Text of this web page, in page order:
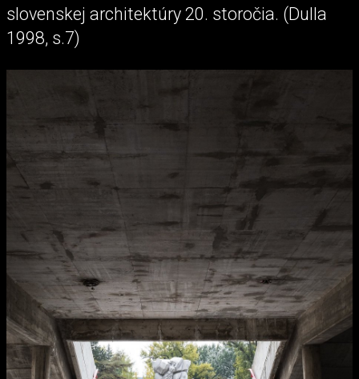
slovenskej architektúry 20. storočia. (Dulla
1998, s.7)